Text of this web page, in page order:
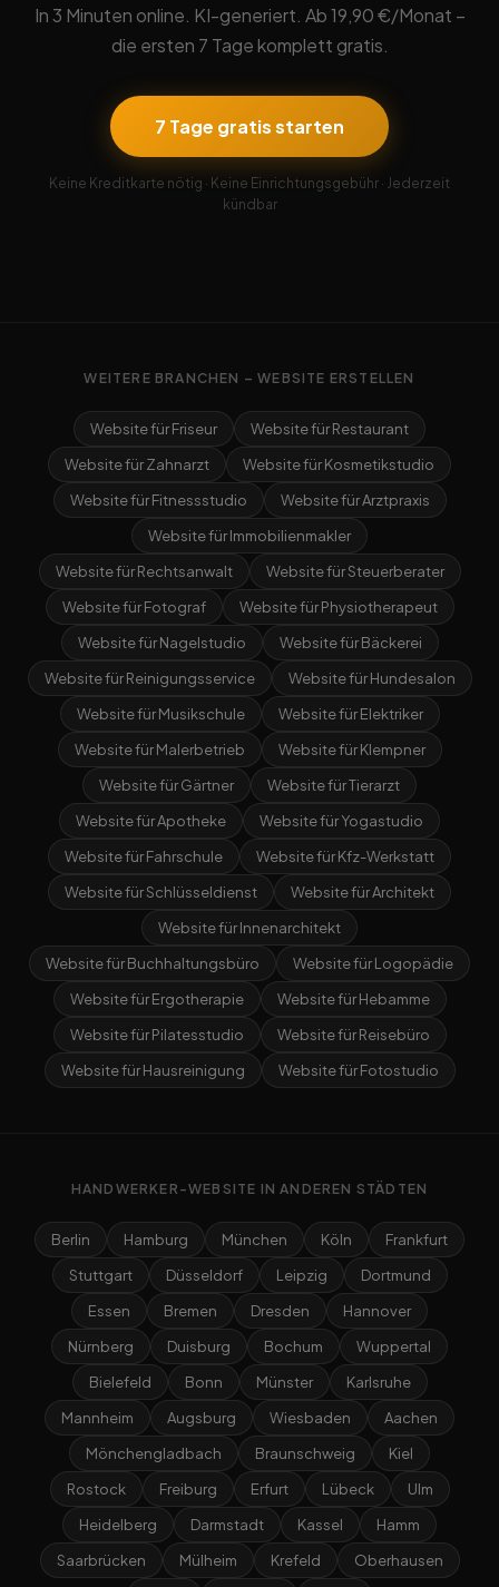
In 3 Minuten online. KI-generiert. Ab 19,90 €/Monat –
die ersten 7 Tage komplett gratis.
7 Tage gratis starten
Keine Kreditkarte nötig · Keine Einrichtungsgebühr · Jederzeit
kündbar
WEITERE BRANCHEN – WEBSITE ERSTELLEN
Website für Friseur
Website für Restaurant
Website für Zahnarzt
Website für Kosmetikstudio
Website für Fitnessstudio
Website für Arztpraxis
Website für Immobilienmakler
Website für Rechtsanwalt
Website für Steuerberater
Website für Fotograf
Website für Physiotherapeut
Website für Nagelstudio
Website für Bäckerei
Website für Reinigungsservice
Website für Hundesalon
Website für Musikschule
Website für Elektriker
Website für Malerbetrieb
Website für Klempner
Website für Gärtner
Website für Tierarzt
Website für Apotheke
Website für Yogastudio
Website für Fahrschule
Website für Kfz-Werkstatt
Website für Schlüsseldienst
Website für Architekt
Website für Innenarchitekt
Website für Buchhaltungsbüro
Website für Logopädie
Website für Ergotherapie
Website für Hebamme
Website für Pilatesstudio
Website für Reisebüro
Website für Hausreinigung
Website für Fotostudio
HANDWERKER-WEBSITE IN ANDEREN STÄDTEN
Berlin Hamburg München Köln
Frankfurt
Stuttgart
Düsseldorf Leipzig
Dortmund
Essen
Bremen Dresden
Hannover
Nürnberg
Duisburg Bochum
Wuppertal
Bielefeld
Bonn Münster
Karlsruhe
Mannheim
Augsburg Wiesbaden
Aachen
Mönchengladbach
Braunschweig
Kiel
Rostock
Freiburg Erfurt Lübeck
Ulm
Heidelberg
Darmstadt Kassel
Hamm
Saarbrücken
Mülheim Krefeld Oberhausen